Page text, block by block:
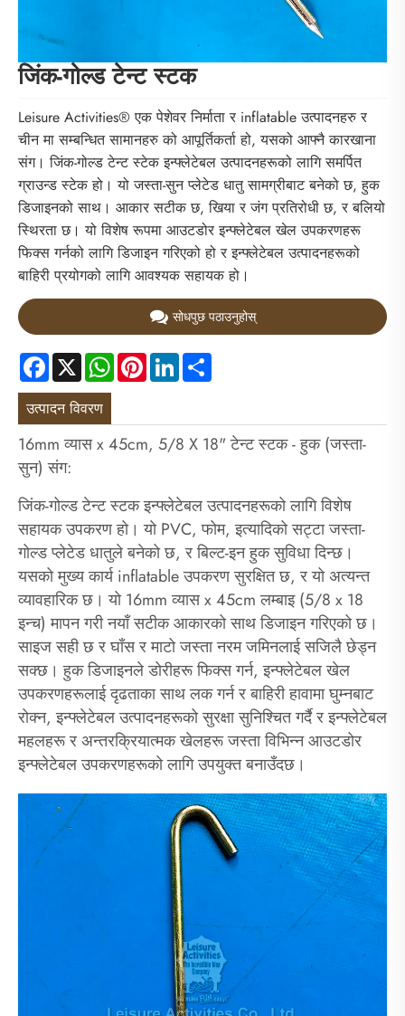
जिंक-गोल्ड टेन्ट स्टक
Leisure Activities® एक पेशेवर निर्माता र inflatable उत्पादनहरु र
चीन मा सम्बन्धित सामानहरु को आपूर्तिकर्ता हो, यसको आफ्नै कारखाना
संग। जिंक-गोल्ड टेन्ट स्टेक इन्फ्लेटेबल उत्पादनहरूको लागि समर्पित
ग्राउन्ड स्टेक हो। यो जस्ता-सुन प्लेटेड धातु सामग्रीबाट बनेको छ, हुक
डिजाइनको साथ। आकार सटीक छ, खिया र जंग प्रतिरोधी छ, र बलियो
स्थिरता छ। यो विशेष रूपमा आउटडोर इन्फ्लेटेबल खेल उपकरणहरू
फिक्स गर्नको लागि डिजाइन गरिएको हो र इन्फ्लेटेबल उत्पादनहरूको
बाहिरी प्रयोगको लागि आवश्यक सहायक हो।
सोधपुछ पठाउनुहोस्
Facebook
X WhatsApp
PinterestLinkedIn
उत्पादन विवरण
16mm व्यास x 45cm, 5/8 X 18" टेन्ट स्टक - हुक (जस्ता-
सुन) संग:
जिंक-गोल्ड टेन्ट स्टक इन्फ्लेटेबल उत्पादनहरूको लागि विशेष
सहायक उपकरण हो। यो PVC, फोम, इत्यादिको सट्टा जस्ता-
गोल्ड प्लेटेड धातुले बनेको छ, र बिल्ट-इन हुक सुविधा दिन्छ।
यसको मुख्य कार्य inflatable उपकरण सुरक्षित छ, र यो अत्यन्त
व्यावहारिक छ। यो 16mm व्यास x 45cm लम्बाइ (5/8 x 18
इन्च) मापन गरी नयाँ सटीक आकारको साथ डिजाइन गरिएको छ।
साइज सही छ र घाँस र माटो जस्ता नरम जमिनलाई सजिलै छेड्न
सक्छ। हुक डिजाइनले डोरीहरू फिक्स गर्न, इन्फ्लेटेबल खेल
उपकरणहरूलाई दृढताका साथ लक गर्न र बाहिरी हावामा घुम्नबाट
रोक्न, इन्फ्लेटेबल उत्पादनहरूको सुरक्षा सुनिश्चित गर्दै र इन्फ्लेटेबल
महलहरू र अन्तरक्रियात्मक खेलहरू जस्ता विभिन्न आउटडोर
इन्फ्लेटेबल उपकरणहरूको लागि उपयुक्त बनाउँदछ।